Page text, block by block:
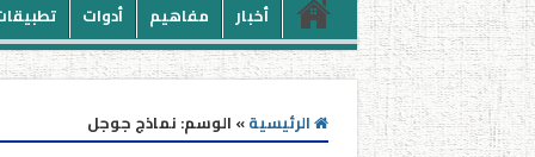
أخبار مفاهيم أدوات
الرئيسية» الوسم: نماذج جوجل